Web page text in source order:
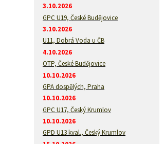
3.10.2026
GPC U19, České Budějovice
3.10.2026
U11, Dobrá Voda u ČB
4.10.2026
OTP, České Budějovice
10.10.2026
GPA dospělých, Praha
10.10.2026
GPC U17, Český Krumlov
10.10.2026
GPD U13 kval., Český Krumlov